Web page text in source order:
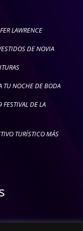
LAWRENCE
DE NOVIA
TU NOCHE DE BODA
DE LA
TURÍSTICO MÁS